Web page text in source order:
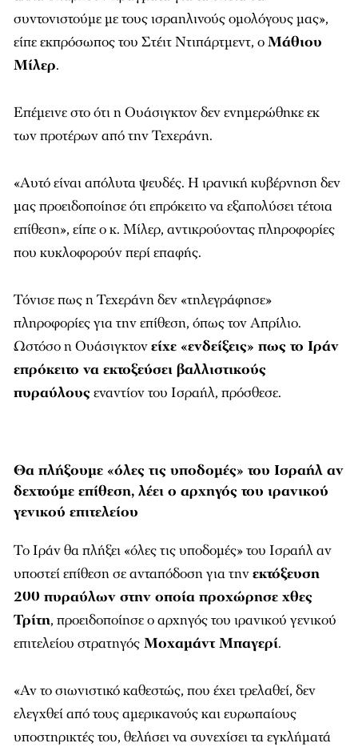
συντονιστούμε με τους ισραηλινούς ομολόγους μας»,
είπε εκπρόσωπος του Στέιτ Ντιπάρτμεντ, οΜάθιου
Μίλερ.
Επέμεινε στο ότι η Ουάσιγκτον δεν ενημερώθηκε εκ
των προτέρων από την Τεχεράνη.
«Αυτό είναι απόλυτα ψευδές. Η ιρανική κυβέρνηση δεν
μας προειδοποίησε ότι επρόκειτο να εξαπολύσει τέτοια
επίθεση», είπε ο κ. Μίλερ, αντικρούοντας πληροφορίες
που κυκλοφορούν περί επαφής.
Τόνισε πως η Τεχεράνη δεν «τηλεγράφησε»
πληροφορίες για την επίθεση, όπως τον Απρίλιο.
Ωστόσο η Ουάσιγκτονείχε «ενδείξεις» πως το Ιράν
επρόκειτο να εκτοξεύσει βαλλιστικούς
πυραύλουςεναντίον του Ισραήλ, πρόσθεσε.
Θα πλήξουμε «όλες τις υποδομές» του Ισραήλ αν
δεχτούμε επίθεση, λέει ο αρχηγός του ιρανικού
γενικού επιτελείου
Το Ιράν θα πλήξει «όλες τις υποδομές» του Ισραήλ αν
υποστεί επίθεση σε ανταπόδοση για τηνεκτόξευση
200 πυραύλων στην οποία προχώρησε χθες
Τρίτη, προειδοποίησε ο αρχηγός του ιρανικού γενικού
επιτελείου στρατηγός Μοχαμάντ Μπαγερί.
«Αν το σιωνιστικό καθεστώς, που έχει τρελαθεί, δεν
ελεγχθεί από τους αμερικανούς και ευρωπαίους
υποστηρικτές του, θελήσει να συνεχίσει τα εγκλήματά